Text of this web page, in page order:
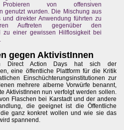
von offensiven
genutzt wurden. Die Mischung aus
und direkter Anwendung führten zu
Auftreten gegenüber den
zu einer gewissen Hilflosigkeit bei
gegen AktivistInnen
Direct Action Days hat sich der
eine öffentliche Plattform für die Kritik
Einschüchterungsinstitutionen zur
mehrere alberne Vorwürfe benannt,
AktivistInnen nun verfolgt werden sollen.
Flaschen bei Karstadt und der andere
die geeignet ist die Öffentliche
ganz konkret wollen und wie sie das
spannend.